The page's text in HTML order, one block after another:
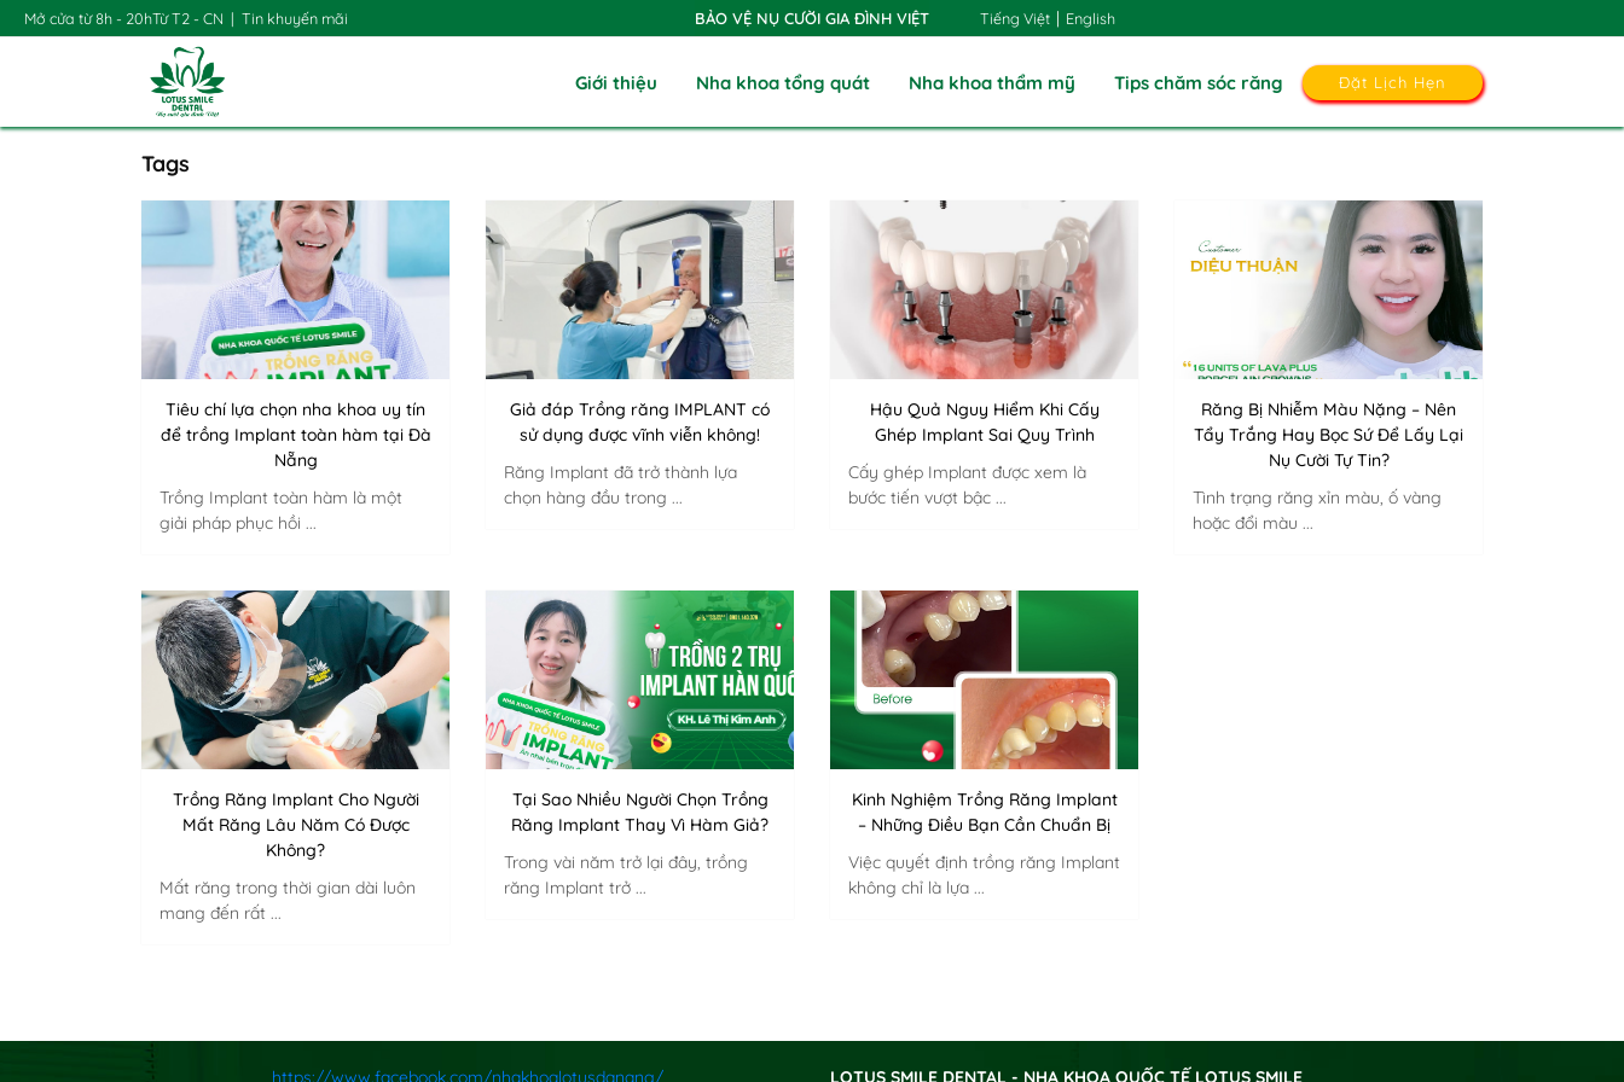
Mở cửa từ 8h - 20hTừ T2 - CN | Tin khuyến mãi BẢO VỆ NỤ CƯỜI GIA ĐÌNH VIỆT Tiếng Việt | English
Giới thiệu Nha khoa tổng quát Nha khoa thẩm mỹ Tips chăm sóc răng Đặt Lịch Hẹn
Tags
Tiêu chí lựa chọn nha khoa uy tín
để trồng Implant toàn hàm tại Đà
Nẵng
Trồng Implant toàn hàm là một
giải pháp phục hồi ...
Giả đáp Trồng răng IMPLANT có
sử dụng được vĩnh viễn không!
Răng Implant đã trở thành lựa
chọn hàng đầu trong ...
Hậu Quả Nguy Hiểm Khi Cấy
Ghép Implant Sai Quy Trình
Cấy ghép Implant được xem là
bước tiến vượt bậc ...
Răng Bị Nhiễm Màu Nặng – Nên
Tẩy Trắng Hay Bọc Sứ Để Lấy Lại
Nụ Cười Tự Tin?
Tình trạng răng xỉn màu, ố vàng
hoặc đổi màu ...
Trồng Răng Implant Cho Người
Mất Răng Lâu Năm Có Được
Không?
Mất răng trong thời gian dài luôn
mang đến rất ...
Tại Sao Nhiều Người Chọn Trồng
Răng Implant Thay Vì Hàm Giả?
Trong vài năm trở lại đây, trồng
răng Implant trở ...
Kinh Nghiệm Trồng Răng Implant
– Những Điều Bạn Cần Chuẩn Bị
Việc quyết định trồng răng Implant
không chỉ là lựa ...
https://www.facebook.com/nhakhoalotusdanang/ LOTUS SMILE DENTAL - NHA KHOA QUỐC TẾ LOTUS SMILE
x